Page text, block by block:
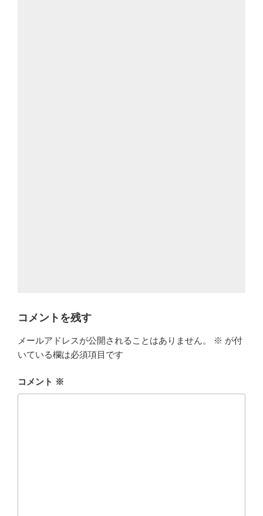
コメントを残す
メールアドレスが公開されることはありません。 ※ が付
いている欄は必須項目です
コメント ※